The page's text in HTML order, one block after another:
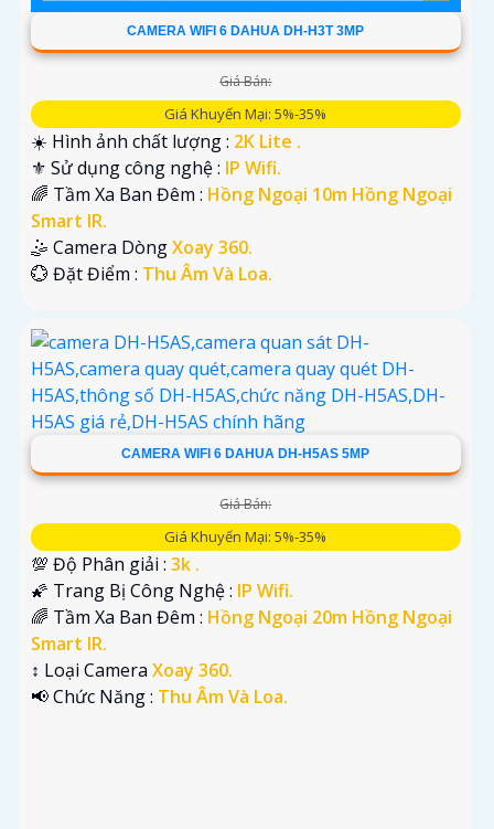
CAMERA WIFI 6 DAHUA DH-H3T 3MP
Giá Bán:
Giá Khuyến Mại: 5%-35%
☀️ Hình ảnh chất lượng : 2K Lite .
⚜️ Sử dụng công nghệ : IP Wifi.
🌈 Tầm Xa Ban Đêm : Hồng Ngoại 10m Hồng Ngoại
Smart IR.
🤹 Camera DòngXoay 360.
️💮 Đặt Điểm : Thu Âm Và Loa.
CAMERA WIFI 6 DAHUA DH-H5AS 5MP
Giá Bán:
Giá Khuyến Mại: 5%-35%
💯 Độ Phân giải : 3k .
🌠 Trang Bị Công Nghệ : IP Wifi.
🌈 Tầm Xa Ban Đêm : Hồng Ngoại 20m Hồng Ngoại
Smart IR.
↕️ Loại Camera Xoay 360.
️📢 Chức Năng : Thu Âm Và Loa.